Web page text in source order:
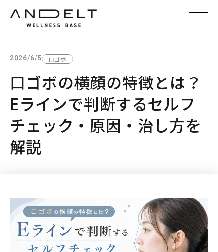
2026/6/5 ロゴボ
口ゴボの横顔の特徴とは？
Eラインで判断するセルフ
チェック・原因・治し方を
解説